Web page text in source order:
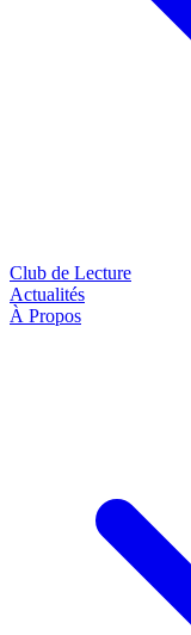
Club de Lecture
Actualités
À Propos